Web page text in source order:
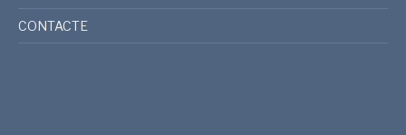
CONTACTE